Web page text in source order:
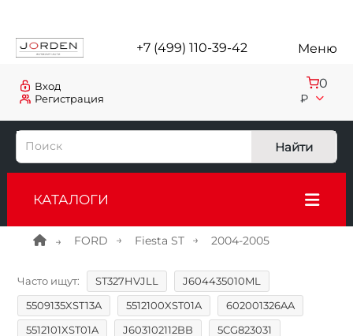
+7 (499) 110-39-42 Меню
Регистрация
Вход 0
₽
Найти
КАТАЛОГИ
FORD Fiesta ST 2004-2005
Часто ищут: ST327HVJLL
J604435010ML
5509135XST13A
5512100XST01A
602001326AA
5512101XST01A
J603102112BB 5CG823031